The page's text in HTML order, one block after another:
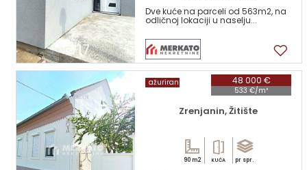
17
Dve kuće na parceli od 563m2, na
odličnoj lokaciji u naselju...
48 000 €
533 €/m²
ažuriran
Zrenjanin, Žitište
90 m2 KUĆA pr spr.